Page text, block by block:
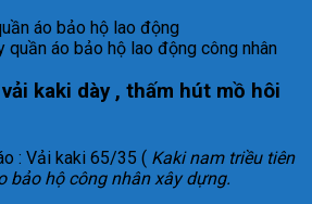
quần áo bảo hộ lao động công nhân
kaki dày , thấm hút mồ hôi
: Vải kaki 65/35 ( Kaki nam triều tiên
bảo hộ công nhân xây dựng.